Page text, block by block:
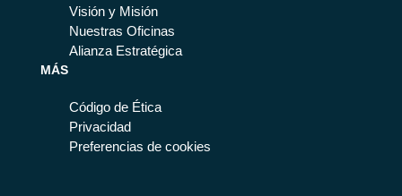
Visión y Misión
Nuestras Oficinas
Alianza Estratégica
MÁS
Código de Ética
Privacidad
Preferencias de cookies